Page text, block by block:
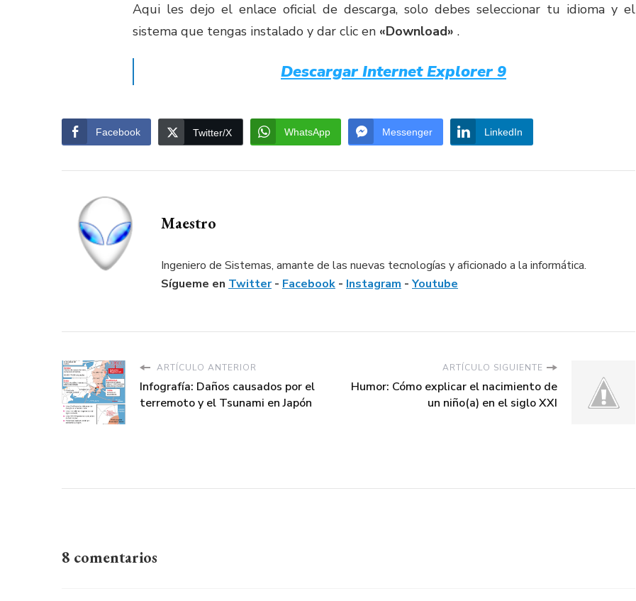
Aqui les dejo el enlace oficial de descarga, solo debes seleccionar tu idioma y el
sistema que tengas instalado y dar clic en «Download» .
Descargar Internet Explorer 9
Facebook Twitter/X WhatsApp Messenger LinkedIn
Maestro
Ingeniero de Sistemas, amante de las nuevas tecnologías y aficionado a la informática.
Sígueme en Twitter- Facebook - Instagram - Youtube
ARTÍCULO ANTERIOR
Infografía: Daños causados por el
terremoto y el Tsunami en Japón
ARTÍCULO SIGUIENTE
Humor: Cómo explicar el nacimiento de
un niño(a) en el siglo XXI
8 comentarios